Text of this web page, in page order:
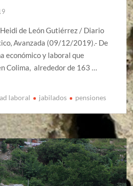
de León Gutiérrez / Diario
Avanzada (09/12/2019).- De
económico y laboral que
Colima, alrededor de 163 …
laboral jabilados pensiones